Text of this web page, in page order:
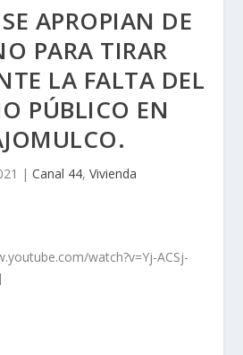
APROPIAN DE
PARA TIRAR
LA FALTA DEL
PÚBLICO EN
| Canal 44, Vivienda
watch?v=Yj-ACSj-